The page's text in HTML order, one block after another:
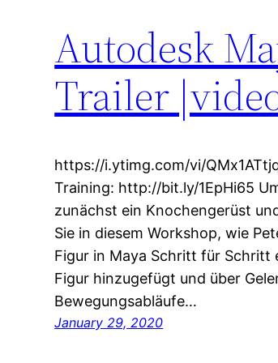
Autodesk
Trailer
https://i.ytimg.com/vi/
Training: http://bit.ly/1EpHi65
zunächst ein Knochengerüst
Sie in diesem Workshop, wie
Figur in Maya Schritt für
Figur hinzugefügt und über
Bewegungsabläufe…
January 29, 2020